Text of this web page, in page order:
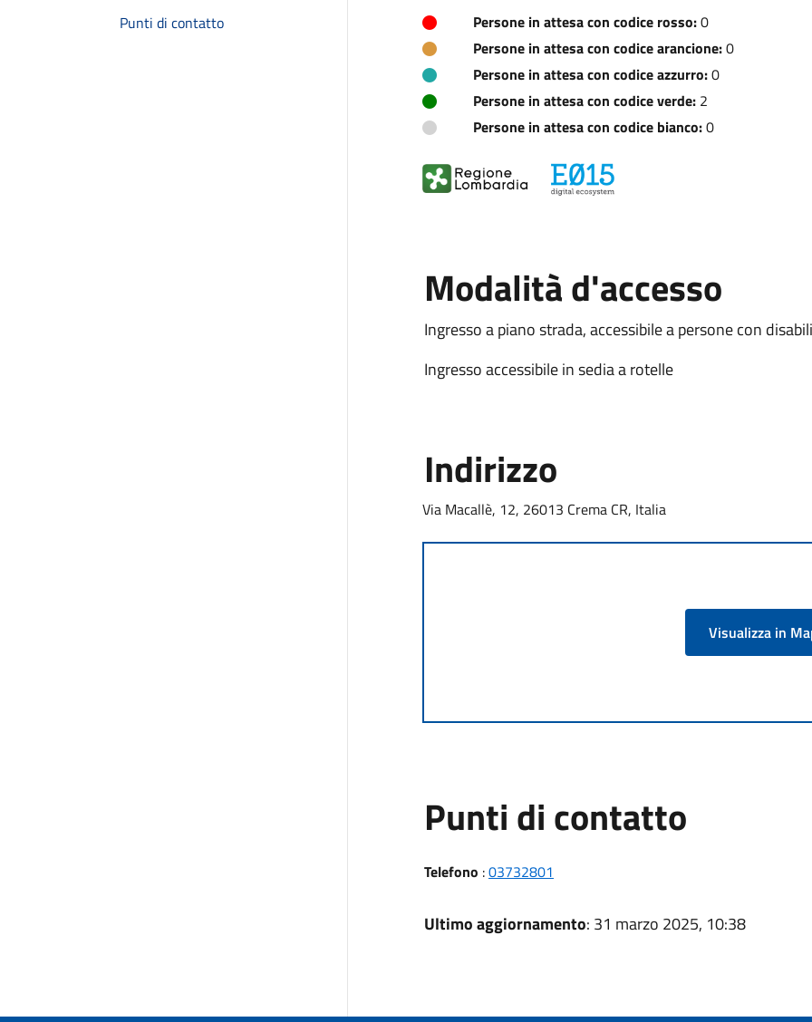
Punti di contatto
Persone in attesa con codice rosso:0
Persone in attesa con codice arancione:0
Persone in attesa con codice azzurro:0
Persone in attesa con codice verde:2
Persone in attesa con codice bianco:0
Modalità d'accesso
Ingresso a piano strada, accessibile a persone con
Ingresso accessibile in sedia a rotelle
Indirizzo
Via Macallè, 12, 26013 Crema CR, Italia
Visualizza in
Punti di contatto
Telefono :03732801
Ultimo aggiornamento: 31 marzo 2025, 10:38